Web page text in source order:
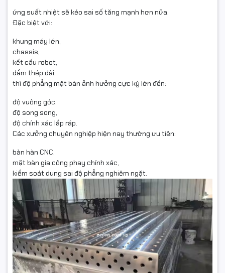
ứng suất nhiệt sẽ kéo sai số tăng mạnh hơn nữa.
Đặc biệt với:
khung máy lớn,
chassis,
kết cấu robot,
dầm thép dài,
thì độ phẳng mặt bàn ảnh hưởng cực kỳ lớn đến:
độ vuông góc,
độ song song,
độ chính xác lắp ráp.
Các xưởng chuyên nghiệp hiện nay thường ưu tiên:
bàn hàn CNC,
mặt bàn gia công phay chính xác,
kiểm soát dung sai độ phẳng nghiêm ngặt.